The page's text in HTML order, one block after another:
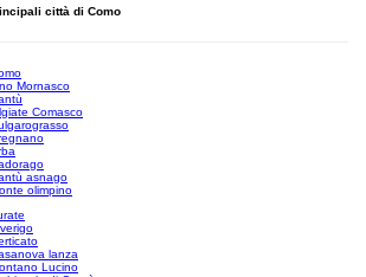
città di Como
Mornasco
Comasco
asnago
olimpino
lanza
Lucino